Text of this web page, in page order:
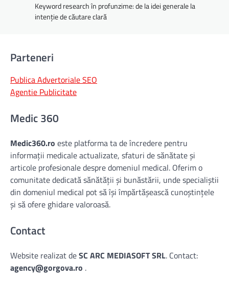
Keyword research în profunzime: de la idei generale la
intenție de căutare clară
Parteneri
Publica Advertoriale SEO
Agentie Publicitate
Medic 360
Medic360.ro este platforma ta de încredere pentru
informații medicale actualizate, sfaturi de sănătate și
articole profesionale despre domeniul medical. Oferim o
comunitate dedicată sănătății și bunăstării, unde specialiștii
din domeniul medical pot să își împărtășească cunoștințele
și să ofere ghidare valoroasă.
Contact
Website realizat deSC ARC MEDIASOFT SRL. Contact:
agency@gorgova.ro .